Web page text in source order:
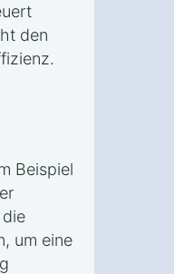
den
Beispiel
um eine